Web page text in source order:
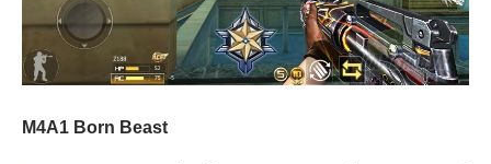
M4A1 Born Beast